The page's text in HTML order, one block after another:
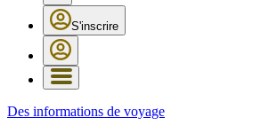
S'inscrire
Des informations de voyage